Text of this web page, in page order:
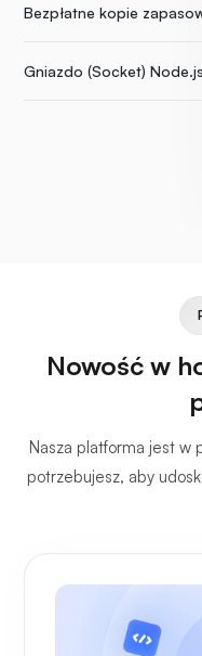
Bezpłatne kopie
Gniazdo (Socket) Node.js
Nowość w
Nasza platforma jest w
potrzebujesz, aby